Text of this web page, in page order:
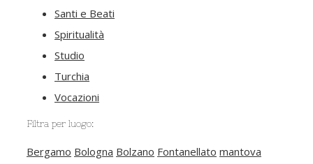
Santi e Beati
Spiritualità
Studio
Turchia
Vocazioni
Filtra per luogo:
Bergamo Bologna Bolzano Fontanellato mantova